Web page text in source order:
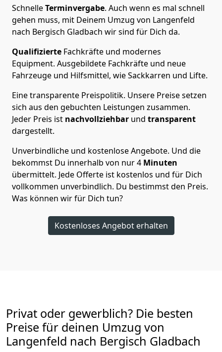
SchnelleTerminvergabe. Auch wenn es mal schnell
gehen muss, mit Deinem Umzug von Langenfeld
nach Bergisch Gladbach wir sind für Dich da.
Qualifizierte Fachkräfte und modernes
Equipment. Ausgebildete Fachkräfte und neue
Fahrzeuge und Hilfsmittel, wie Sackkarren und Lifte.
Eine transparente Preispolitik. Unsere Preise setzen
sich aus den gebuchten Leistungen zusammen.
Jeder Preis ist nachvollziehbar und transparent
dargestellt.
Unverbindliche und kostenlose Angebote. Und die
bekommst Du innerhalb von nur4 Minuten
übermittelt. Jede Offerte ist kostenlos und für Dich
vollkommen unverbindlich. Du bestimmst den Preis.
Was können wir für Dich tun?
Kostenloses Angebot erhalten
Privat oder gewerblich? Die besten
Preise für deinen Umzug von
Langenfeld nach Bergisch Gladbach